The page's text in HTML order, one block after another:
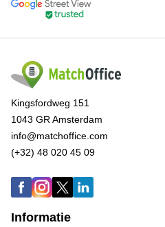
Kingsfordweg 151
1043 GR Amsterdam
info@matchoffice.com
(+32) 48 020 45 09
Informatie